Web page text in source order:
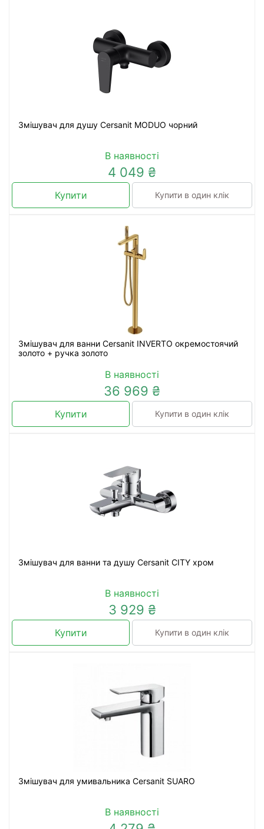
Змішувач для душу Cersanit MODUO чорний
В наявності
4 049 ₴
Купити Купити в один клік
Змішувач для ванни Cersanit INVERTO окремостоячий
золото + ручка золото
В наявності
36 969 ₴
Купити Купити в один клік
Змішувач для ванни та душу Cersanit CITY хром
В наявності
3 929 ₴
Купити Купити в один клік
Змішувач для умивальника Cersanit SUARO
В наявності